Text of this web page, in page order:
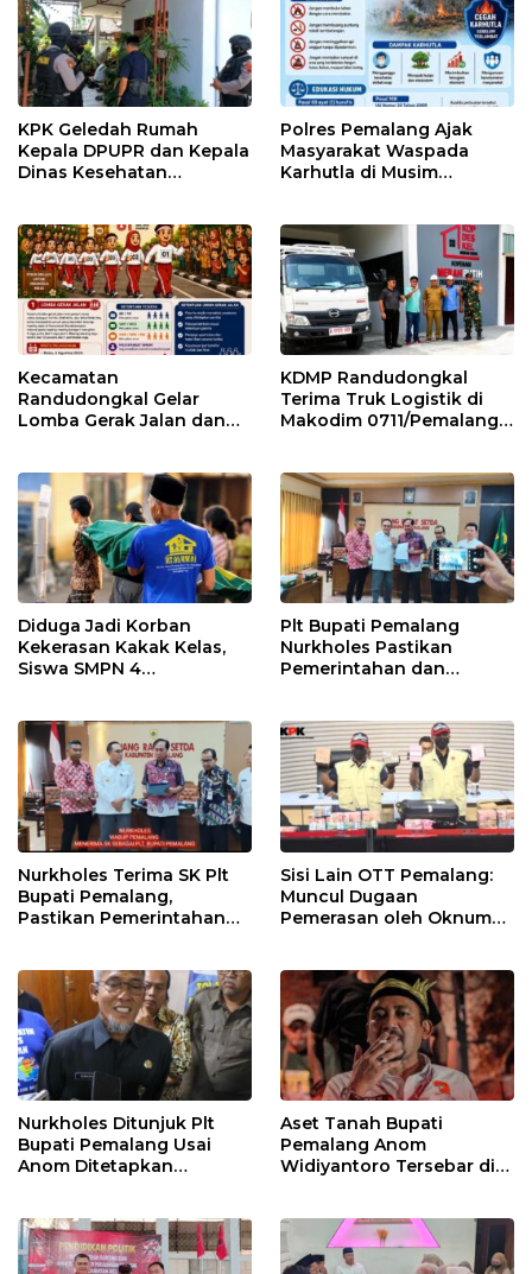
KPK Geledah Rumah
Kepala DPUPR dan Kepala
Dinas Kesehatan
Polres Pemalang Ajak
Masyarakat Waspada
Karhutla di Musim
Kecamatan
Randudongkal Gelar
Lomba Gerak Jalan dan
KDMP Randudongkal
Terima Truk Logistik di
Makodim 0711/Pemalang
Diduga Jadi Korban
Kekerasan Kakak Kelas,
Siswa SMPN 4
Plt Bupati Pemalang
Nurkholes Pastikan
Pemerintahan dan
Nurkholes Terima SK Plt
Bupati Pemalang,
Pastikan Pemerintahan
Sisi Lain OTT Pemalang:
Muncul Dugaan
Pemerasan oleh Oknum
Nurkholes Ditunjuk Plt
Bupati Pemalang Usai
Anom Ditetapkan
Aset Tanah Bupati
Pemalang Anom
Widiyantoro Tersebar di